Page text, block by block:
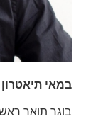
במאי תיאטרון
בוגר תואר